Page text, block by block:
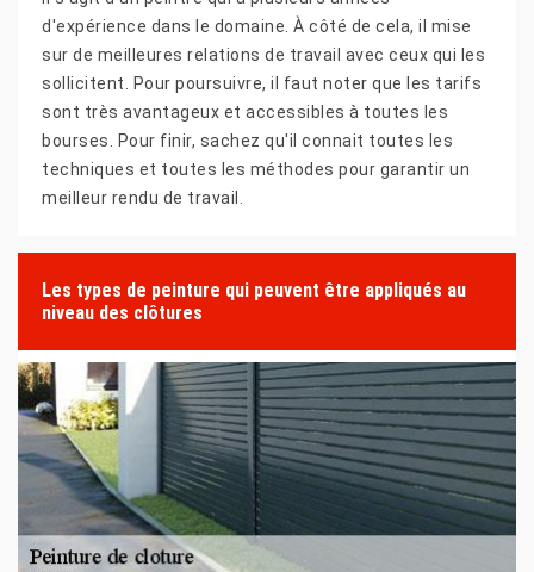
d'expérience dans le domaine. À côté de cela, il mise
sur de meilleures relations de travail avec ceux qui les
sollicitent. Pour poursuivre, il faut noter que les tarifs
sont très avantageux et accessibles à toutes les
bourses. Pour finir, sachez qu'il connait toutes les
techniques et toutes les méthodes pour garantir un
meilleur rendu de travail.
Les types de peinture qui peuvent être appliqués au
niveau des clôtures